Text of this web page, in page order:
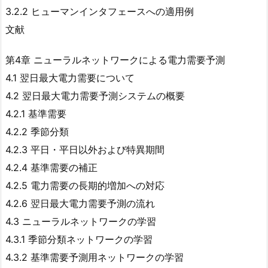
3.2.2 ヒューマンインタフェースへの適用例
文献
第4章 ニューラルネットワークによる電力需要予測
4.1 翌日最大電力需要について
4.2 翌日最大電力需要予測システムの概要
4.2.1 基準需要
4.2.2 季節分類
4.2.3 平日・平日以外および特異期間
4.2.4 基準需要の補正
4.2.5 電力需要の長期的増加への対応
4.2.6 翌日最大電力需要予測の流れ
4.3 ニューラルネットワークの学習
4.3.1 季節分類ネットワークの学習
4.3.2 基準需要予測用ネットワークの学習